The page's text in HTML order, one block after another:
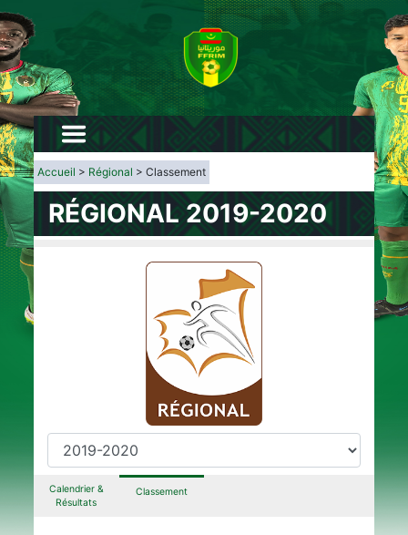
Accueil > Régional > Classement
RÉGIONAL 2019-2020
Calendrier &
Résultats
Classement